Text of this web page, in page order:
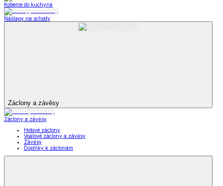
Koberce do kuchyně
Nášlapy na schody
Záclony a závěsy
Záclony a závěsy
Hotové záclony
Voálové záclony a závěsy
Závěsy
Doplňky k záclonám